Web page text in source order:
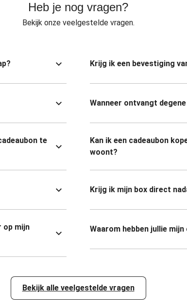
Heb je nog vragen?
Bekijk onze veelgestelde vragen.
te
op mijn
Krijg ik een bevestiging
Wanneer ontvangt
Kan ik een cadeaubon
woont?
Krijg ik mijn box direct
Waarom hebben jullie
Bekijk alle veelgestelde vragen